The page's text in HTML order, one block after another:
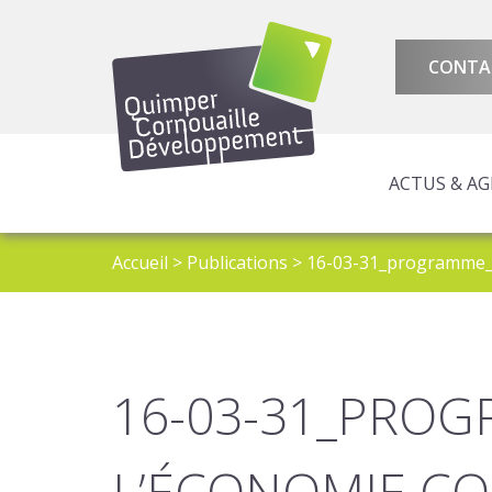
ACTUS &
Accueil > Publications > 16-03-
16-03-